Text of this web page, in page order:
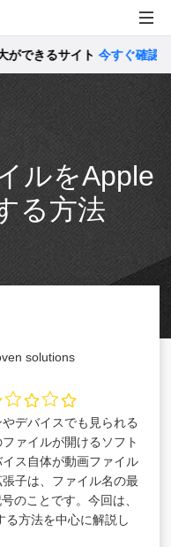
きるサイト今すぐ確認 >>
ルをApple
る方法
solutions
デバイスでも見られる
ァイルが開けるソフト
ス自体が動画ファイル
子は、ファイル名の最
のことです。今回は、
る方法を中心に解説し